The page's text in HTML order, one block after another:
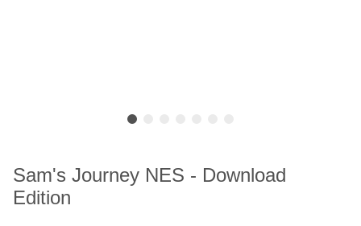
Sam's Journey NES - Download
Edition